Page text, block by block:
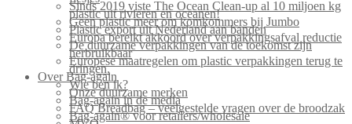
Sinds 2019 viste The Ocean Clean-up al 10 miljoen kg
plastic uit rivieren en oceanen!
Geen plastic meer om komkommers bij Jumbo
Plastic export uit Nederland aan banden
Europa bereikt akkoord over verpakkingsafval reductie
De duurzame verpakkingen van de toekomst zijn
herbruikbaar
Europese maatregelen om plastic verpakkingen terug te
dringen.
Over Bag-again
Wie ben ik?
Onze duurzame merken
Bag-again in de media
FAQ Breadbag – veelgestelde vragen over de broodzak
Bag-again® voor retailers/wholesale